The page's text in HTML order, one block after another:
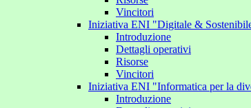
Vincitori
Iniziativa ENI "Digitale &
Introduzione
Dettagli operativi
Risorse
Vincitori
Iniziativa ENI "Informatica per la
Introduzione